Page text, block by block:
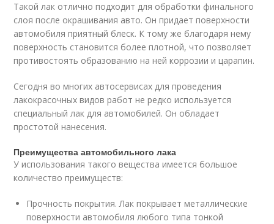
Такой лак отлично подходит для обработки финального
слоя после окрашивания авто. Он придает поверхности
автомобиля приятный блеск. К тому же благодаря нему
поверхность становится более плотной, что позволяет
противостоять образованию на ней коррозии и царапин.
Сегодня во многих автосервисах для проведения
лакокрасочных видов работ не редко используется
специальный лак для автомобилей. Он обладает
простотой нанесения.
Преимущества автомобильного лака
У использования такого вещества имеется большое
количество преимуществ:
Прочность покрытия. Лак покрывает металлические
поверхности автомобиля любого типа тонкой